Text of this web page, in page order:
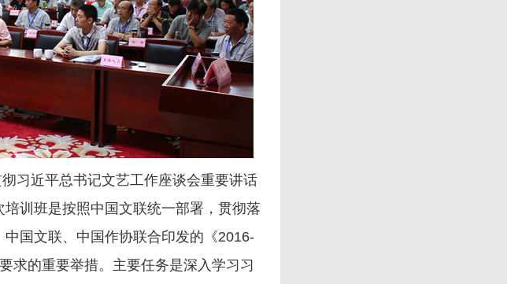
习近平总书记文艺工作座谈会重要讲话
训班是按照中国文联统一部署，贯彻落
国文联、中国作协联合印发的《2016-
求的重要举措。主要任务是深入学习习